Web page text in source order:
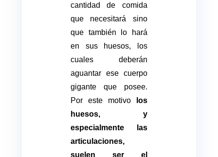
cantidad de comida
que necesitará sino
que también lo hará
en sus huesos, los
cuales deberán
aguantar ese cuerpo
gigante que posee.
Por este motivo
los
huesos, y
especialmente las
articulaciones,
suelen ser el